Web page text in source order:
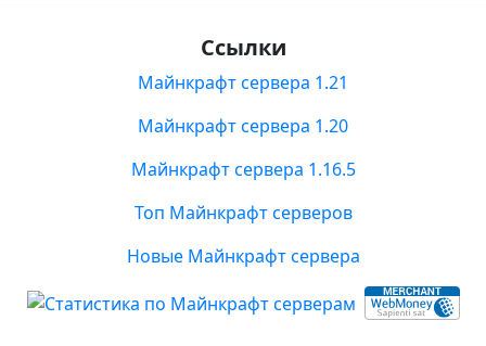
Ссылки
Майнкрафт сервера 1.21
Майнкрафт сервера 1.20
Майнкрафт сервера 1.16.5
Топ Майнкрафт серверов
Новые Майнкрафт сервера